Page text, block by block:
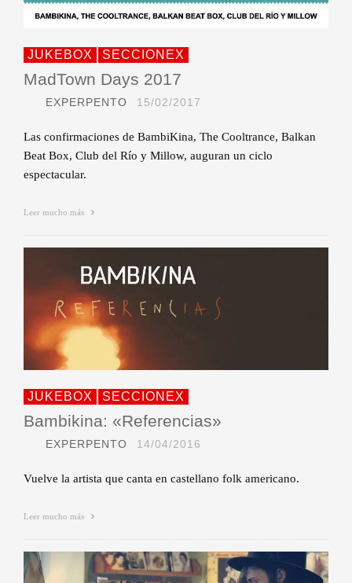
JUKEBOX SECCIONEX
MadTown Days 2017
EXPERPENTO 15/02/2017
Las confirmaciones de BambiKina, The Cooltrance, Balkan
Beat Box, Club del Río y Millow, auguran un ciclo
espectacular.
Leer mucho más
JUKEBOX SECCIONEX
Bambikina: «Referencias»
EXPERPENTO 14/04/2016
Vuelve la artista que canta en castellano folk americano.
Leer mucho más